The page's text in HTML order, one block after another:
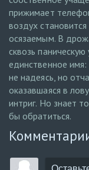
прижимает
воздух
осязаемым. В
сквозь
единственное
не надеясь, но
оказавшаяся в
интриг. Но знает
бы обратиться.